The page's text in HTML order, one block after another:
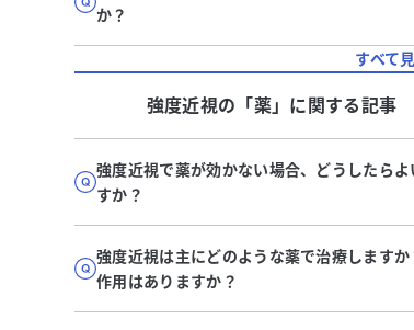
か？
すべて
強度近視の「薬」に関する記事
強度近視で薬が効かない場合、どうしたらよ
すか？
強度近視は主にどのような薬で治療しますか
作用はありますか？